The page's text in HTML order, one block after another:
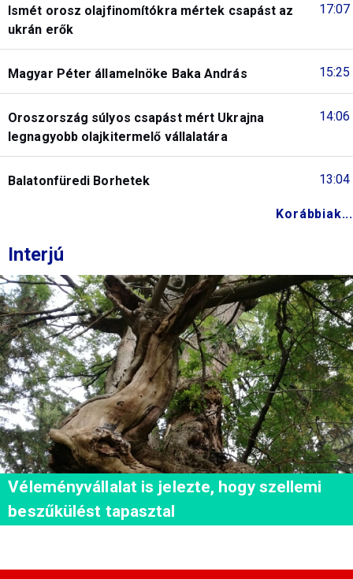
17:07
Ismét orosz olajfinomítókra mértek csapást az
ukrán erők
15:25
Magyar Péter államelnöke Baka András
14:06
Oroszország súlyos csapást mért Ukrajna
legnagyobb olajkitermelő vállalatára
13:04
Balatonfüredi Borhetek
Korábbiak...
Interjú
Véleményvállalat is jelezte, hogy szellemi
beszűkülést tapasztal